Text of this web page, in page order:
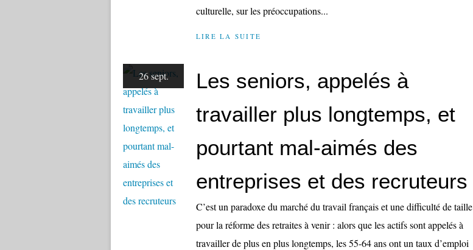
culturelle, sur les préoccupations...
LIRE LA SUITE
26 sept.
Les seniors, appelés à
travailler plus longtemps, et
pourtant mal-aimés des
entreprises et des recruteurs
C’est un paradoxe du marché du travail français et une difficulté de taille
pour la réforme des retraites à venir : alors que les actifs sont appelés à
travailler de plus en plus longtemps, les 55-64 ans ont un taux d’emploi